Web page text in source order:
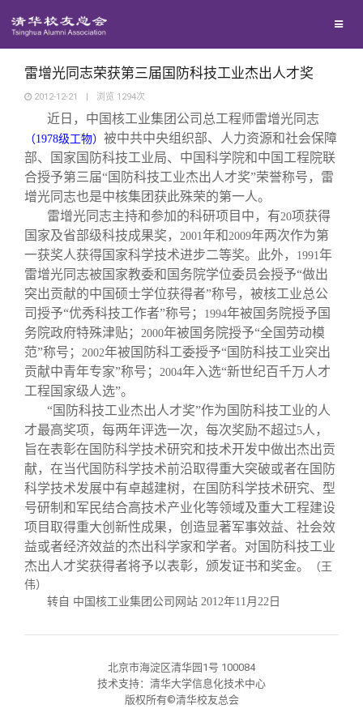
地区联络
年级联络
院系校友工作
专业委员会
兴趣群体
西南联大校友会
回馈母校
捐赠项目
捐赠新闻
捐赠纪事
捐赠方法
义工计划
媒体平台
《清华校友通讯》
《水木清华》
我要订阅
新媒体平台
百年清华
清华人物
清华故事
青春风采
校友文苑
校友讲坛
校友视界
校友服务
终身学习
信息化服务
三创大赛
实用信息
校友总会
总会简介
会长致辞
总会章程
理事会名单
制度法规
联系我们
关闭
雷增光同志荣获第三届国防科技工业杰出人才奖
2012-12-21 | 浏览 1294次
近日，中国核工业集团公司总工程师雷增光同志
（1978级工物） 被中共中央组织部、人力资源和社会保障
部、国家国防科技工业局、中国科学院和中国工程院联
合授予第三届“国防科技工业杰出人才奖”荣誉称号，雷
增光同志也是中核集团获此殊荣的第一人。
雷增光同志主持和参加的科研项目中，有20项获得
国家及省部级科技成果奖， 2001年和2009年两次作为第
一获奖人获得国家科学技术进步二等奖。此外，
1991年
雷增光同志被国家教委和国务院学位委员会授予“做出
突出贡献的中国硕士学位获得者”称号，被核工业总公
司授予“优秀科技工作者”称号；
1994年被国务院授予国
务院政府特殊津贴； 2000年被国务院授予“全国劳动模
范”称号； 2002年被国防科工委授予“国防科技工业突出
贡献中青年专家”称号； 2004年入选“新世纪百千万人才
工程国家级人选”。
“国防科技工业杰出人才奖”作为国防科技工业的人
才最高奖项，每两年评选一次，每次奖励不超过5人，
旨在表彰在国防科学技术研究和技术开发中做出杰出贡
献，在当代国防科学技术前沿取得重大突破或者在国防
科学技术发展中有卓越建树，在国防科学技术研究、型
号研制和军民结合高技术产业化等领域及重大工程建设
项目取得重大创新性成果，创造显著军事效益、社会效
益或者经济效益的杰出科学家和学者。对国防科技工业
杰出人才奖获得者将予以表彰，颁发证书和奖金。
（王
伟）
转自 中国核工业集团公司网站 2012年11月 22 日
北京市海淀区清华园1号 100084
技术支持：清华大学信息化技术中心
版权所有©清华校友总会